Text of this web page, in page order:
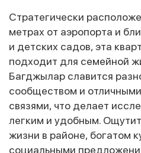
Стратегически
метрах от аэропорта и
и детских садов, эта
подходит для семейной
Багджылар славится
сообществом и
связями, что делает
легким и удобным.
жизни в районе, богатом
социальными